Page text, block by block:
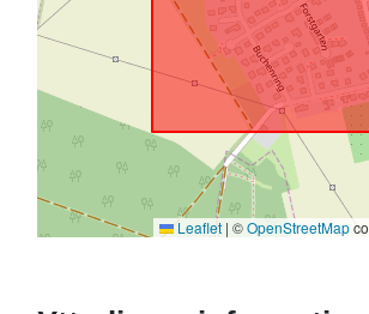
Leaflet | ©OpenStreetMap